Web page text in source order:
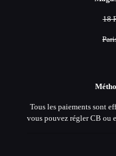
18
Tous les paiements sont
vous pouvez régler CB ou